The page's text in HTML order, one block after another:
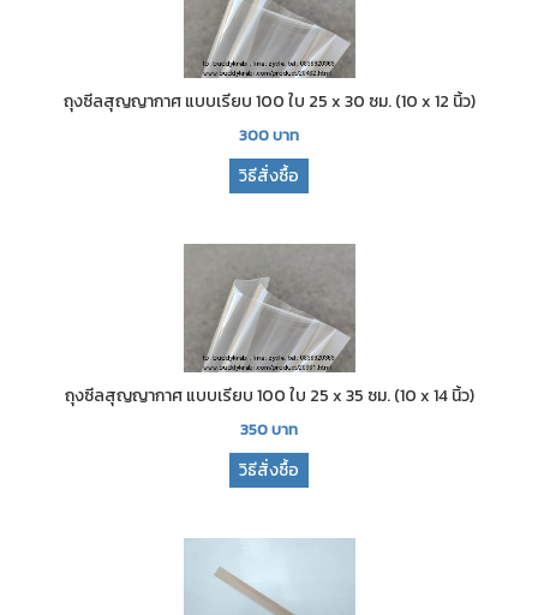
ถุงซีลสุญญากาศ แบบเรียบ 100 ใบ 25 x 30 ซม. (10 x 12 นิ้ว)
300บาท
วิธีสั่งซื้อ
ถุงซีลสุญญากาศ แบบเรียบ 100 ใบ 25 x 35 ซม. (10 x 14 นิ้ว)
350บาท
วิธีสั่งซื้อ